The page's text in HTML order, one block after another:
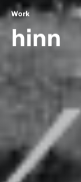
hinn
Work